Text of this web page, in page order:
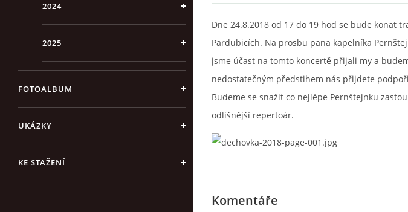
2024
2025
FOTOALBUM
UKÁZKY
KE STAŽENÍ
Dne 24.8.2018 od 17 do 19 hod se bude konat
Pardubicích. Na prosbu pana kapelníka
jsme účast na tomto koncertě přijali my a
nedostatečným předstihem nás přijdete
Budeme se snažit co nejlépe Pernštejnku
odlišnější repertoár.
Komentáře